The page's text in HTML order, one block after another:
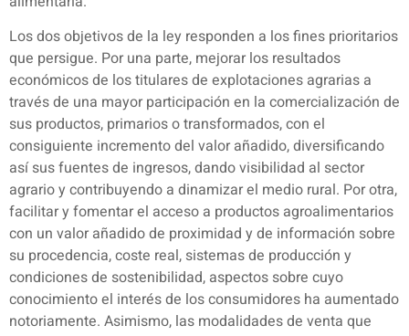
Los dos objetivos de la ley responden a los fines prioritarios
que persigue. Por una parte, mejorar los resultados
económicos de los titulares de explotaciones agrarias a
través de una mayor participación en la comercialización de
sus productos, primarios o transformados, con el
consiguiente incremento del valor añadido, diversificando
así sus fuentes de ingresos, dando visibilidad al sector
agrario y contribuyendo a dinamizar el medio rural. Por otra,
facilitar y fomentar el acceso a productos agroalimentarios
con un valor añadido de proximidad y de información sobre
su procedencia, coste real, sistemas de producción y
condiciones de sostenibilidad, aspectos sobre cuyo
conocimiento el interés de los consumidores ha aumentado
notoriamente. Asimismo, las modalidades de venta que